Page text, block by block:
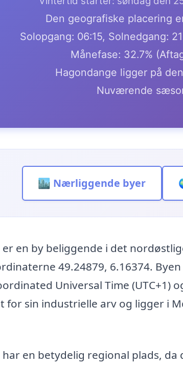
Den geografiske placering
Solopgang: 06:15, Solnedgang:
Månefase: 32.7%
Hagondange ligger på
Nuværende
🏙️ Nærliggende byer
er en by beliggende i det
49.24879, 6.16374.
Universal Time (UTC+1)
for sin industrielle arv og ligger i
en betydelig regional plads,